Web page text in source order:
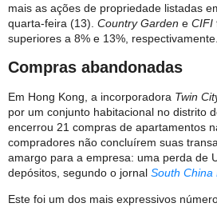
mais as ações de propriedade listadas
quarta-feira (13). Country Garden e CIFI
superiores a 8% e 13%, respectivamente.
Compras abandonadas
Em Hong Kong, a incorporadora Twin
por um conjunto habitacional no distrito
encerrou 21 compras de apartamentos
compradores não concluírem suas
amargo para a empresa: uma perda de
depósitos, segundo o jornal South China
Este foi um dos mais expressivos